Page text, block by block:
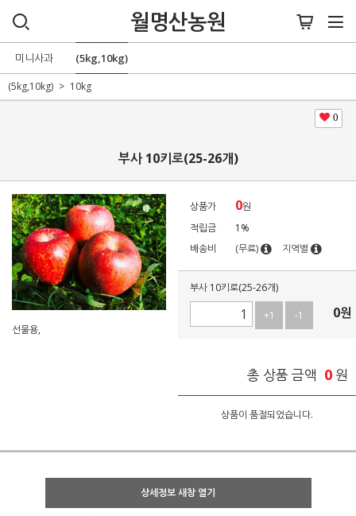
월명산농원
미니사과 (5kg,10kg)
(5kg,10kg) 10kg
0
부사 10키로(25-26개)
선물용,
상품가 0원
적립금
1%
배송비
(무료) 지역별
부사 10키로(25-26개)
+1 -1 0원
총 상품 금액 0 원
상품이 품절되었습니다.
상세정보 새창 열기